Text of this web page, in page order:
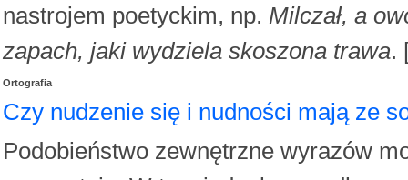
nastrojem poetyckim, np. Milczał, a
zapach, jaki wydziela skoszona trawa.
Ortografia
Czy nudzenie się i nudności mają ze
Podobieństwo zewnętrzne wyrazów